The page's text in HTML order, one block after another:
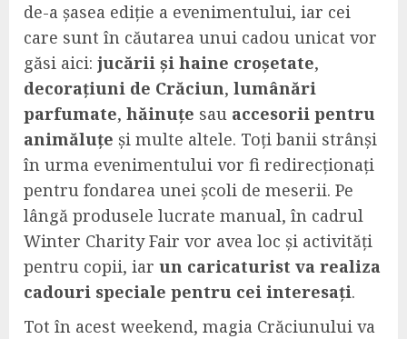
de-a șasea ediție a evenimentului, iar cei
care sunt în căutarea unui cadou unicat vor
găsi aici: jucării și haine croșetate,
decorațiuni de Crăciun, lumânări
parfumate, hăinuțe sau accesorii pentru
animăluțe și multe altele. Toți banii strânși
în urma evenimentului vor fi redirecționați
pentru fondarea unei școli de meserii. Pe
lângă produsele lucrate manual, în cadrul
Winter Charity Fair vor avea loc și activități
pentru copii, iar un caricaturist va realiza
cadouri speciale pentru cei interesați.
Tot în acest weekend, magia Crăciunului va